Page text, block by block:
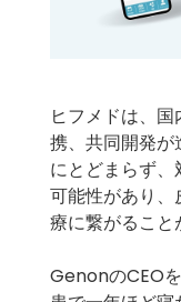
ヒフメドは、
携、共同開発
にとどまらず
可能性があり
療に繋がること
GenonのCEO